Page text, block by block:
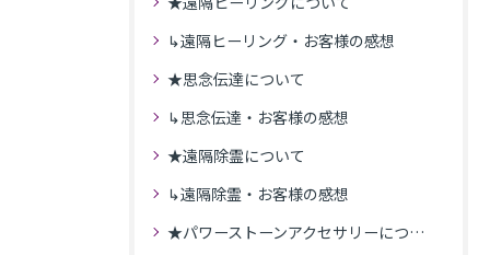
↳遠隔ヒーリング・お客様の感想
★思念伝達について
↳思念伝達・お客様の感想
★遠隔除霊について
↳遠隔除霊・お客様の感想
★パワーストーンアクセサリーについて